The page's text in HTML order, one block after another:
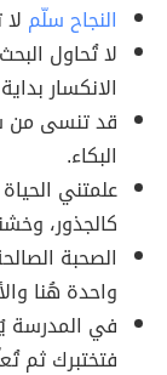
النجاح سلّم
لا تُحاول
الانكسار
قد تنسى من
البكاء.
علمتني
كالجذور،
الصحبة
واحدة هُنا
في المدرسة
فتختبرك ثم